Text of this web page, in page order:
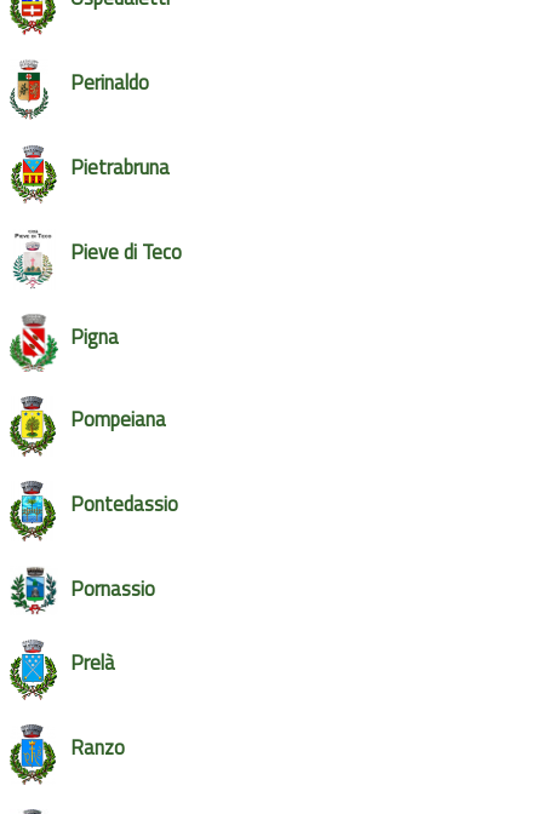
Perinaldo
Pietrabruna
Pieve di Teco
Pigna
Pompeiana
Pontedassio
Pornassio
Prelà
Ranzo